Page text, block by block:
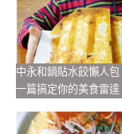
中永和鍋貼水餃懶人
一篇搞定你的美食雷達